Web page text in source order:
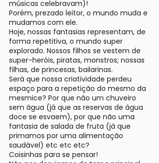
músicas celebravam)!
Porém, prezado leitor, o mundo muda e
mudamos com ele.
Hoje, nossas fantasias representam, de
forma repetitiva, o mundo super
explorado. Nossos filhos se vestem de
super-heróis, piratas, monstros; nossas
filhas, de princesas, bailarinas.
Será que nossa criatividade perdeu
espaço para a repetição do mesmo da
mesmice? Por que não um chuveiro
sem água (já que as reservas de água
doce se esvaem), por que não uma
fantasia de salada de fruta (já que
primamos por uma alimentação
saudável) etc etc etc?
Coisinhas para se pensar!